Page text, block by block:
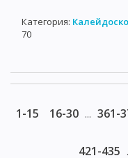
Категория:
70
1-15 16-30 ... 361-
421-435